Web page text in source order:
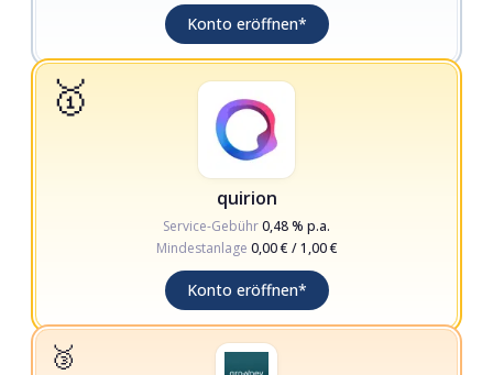
Konto eröffnen*(Werbelink)
🥇
quirion
Service-Gebühr0,48 % p.a.
Mindestanlage 0,00 € / 1,00 €
Konto eröffnen*(Werbelink)
🥉